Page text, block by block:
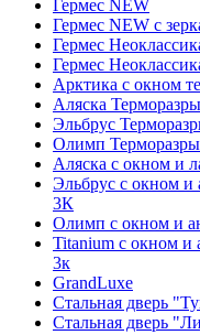
Гермес NEW
Гермес NEW с
Гермес
Гермес
Арктика с окном
Аляска
Эльбрус
Олимп
Аляска с окном и
Эльбрус с окном и
3К
Олимп с окном и
Titanium с окном и
3к
GrandLuxe
Стальная дверь
Стальная дверь